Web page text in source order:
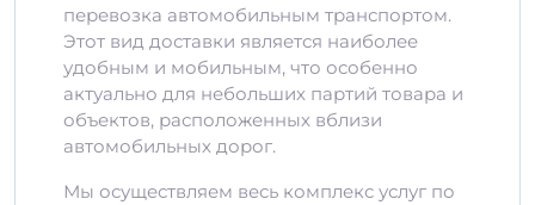
перевозка автомобильным транспортом.
Этот вид доставки является наиболее
удобным и мобильным, что особенно
актуально для небольших партий товара и
объектов, расположенных вблизи
автомобильных дорог.
Мы осуществляем весь комплекс услуг по